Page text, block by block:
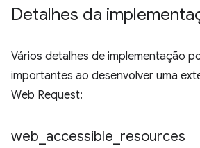
Detalhes da
Vários detalhes de implementação
importantes ao desenvolver uma
Web Request:
web accessible resources